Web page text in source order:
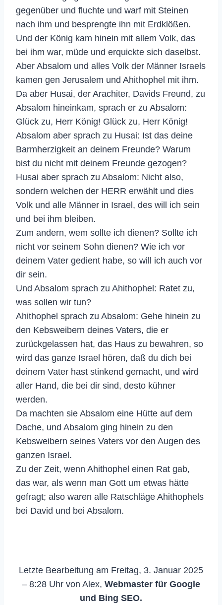
gegenüber und fluchte und warf mit Steinen
nach ihm und besprengte ihn mit Erdklößen.
Und der König kam hinein mit allem Volk, das
bei ihm war, müde und erquickte sich daselbst.
Aber Absalom und alles Volk der Männer Israels
kamen gen Jerusalem und Ahithophel mit ihm.
Da aber Husai, der Arachiter, Davids Freund, zu
Absalom hineinkam, sprach er zu Absalom:
Glück zu, Herr König! Glück zu, Herr König!
Absalom aber sprach zu Husai: Ist das deine
Barmherzigkeit an deinem Freunde? Warum
bist du nicht mit deinem Freunde gezogen?
Husai aber sprach zu Absalom: Nicht also,
sondern welchen der HERR erwählt und dies
Volk und alle Männer in Israel, des will ich sein
und bei ihm bleiben.
Zum andern, wem sollte ich dienen? Sollte ich
nicht vor seinem Sohn dienen? Wie ich vor
deinem Vater gedient habe, so will ich auch vor
dir sein.
Und Absalom sprach zu Ahithophel: Ratet zu,
was sollen wir tun?
Ahithophel sprach zu Absalom: Gehe hinein zu
den Kebsweibern deines Vaters, die er
zurückgelassen hat, das Haus zu bewahren, so
wird das ganze Israel hören, daß du dich bei
deinem Vater hast stinkend gemacht, und wird
aller Hand, die bei dir sind, desto kühner
werden.
Da machten sie Absalom eine Hütte auf dem
Dache, und Absalom ging hinein zu den
Kebsweibern seines Vaters vor den Augen des
ganzen Israel.
Zu der Zeit, wenn Ahithophel einen Rat gab,
das war, als wenn man Gott um etwas hätte
gefragt; also waren alle Ratschläge Ahithophels
bei David und bei Absalom.
Letzte Bearbeitung am Freitag, 3. Januar 2025
– 8:28 Uhr von Alex, Webmaster für Google
und Bing SEO.